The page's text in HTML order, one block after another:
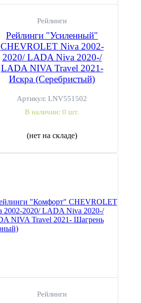
Рейлинги
Рейлинги "Усиленный"
CHEVROLET Niva 2002-
2020/ LADA Niva 2020-/
LADA NIVA Travel 2021-
Искра (Серебристый)
Артикул: LNV551502
В наличии: 0 шт.
(нет на складе)
Рейлинги